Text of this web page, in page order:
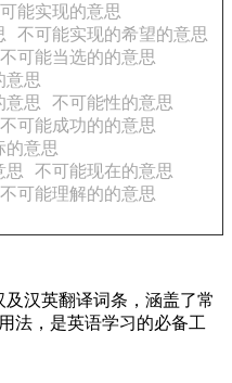
能实现的意思
不可能实现的希望的意思
不可能当选的的意思
意思
意思
不可能性的意思
不可能成功的的意思
的意思
思
不可能现在的意思
不可能理解的的意思
及汉英翻译词条，涵盖了常
法，是英语学习的必备工